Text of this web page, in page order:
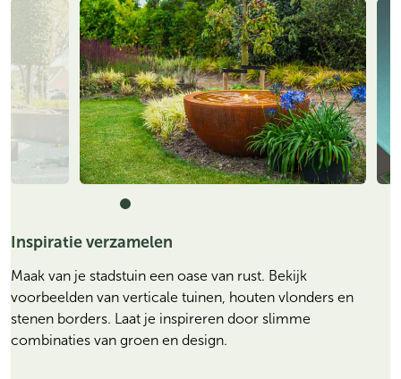
Inspiratie verzamelen
Maak van je stadstuin een oase van rust. Bekijk
voorbeelden van verticale tuinen, houten vlonders en
stenen borders. Laat je inspireren door slimme
combinaties van groen en design.